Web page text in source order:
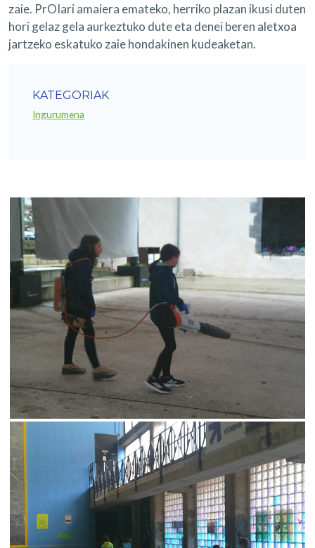
zaie. PrOIari amaiera emateko, herriko plazan ikusi duten
hori gelaz gela aurkeztuko dute eta denei beren aletxoa
jartzeko eskatuko zaie hondakinen kudeaketan.
KATEGORIAK
Ingurumena